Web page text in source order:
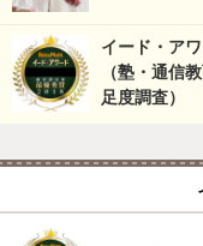
イード・ア
（塾・通信
足度調査）